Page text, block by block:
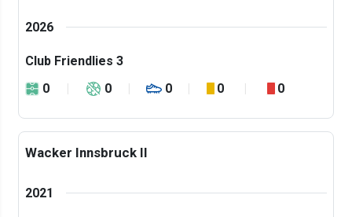
2026
Club Friendlies 3
0
0 0 0 0
Wacker Innsbruck II
2021